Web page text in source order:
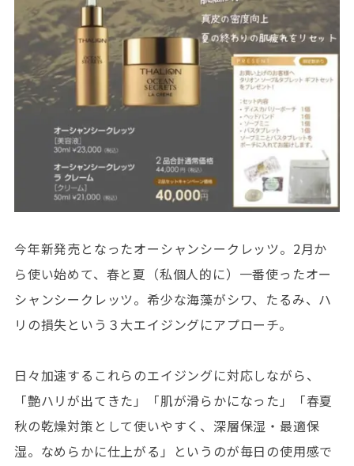
今年新発売となったオーシャンシークレッツ。2月か
ら使い始めて、春と夏（私個人的に）一番使ったオー
シャンシークレッツ。希少な海藻がシワ、たるみ、ハ
リの損失という３大エイジングにアプローチ。
日々加速するこれらのエイジングに対応しながら、
「艶ハリが出てきた」「肌が滑らかになった」「春夏
秋の乾燥対策として使いやすく、深層保湿・最適保
湿。なめらかに仕上がる」というのが毎日の使用感で